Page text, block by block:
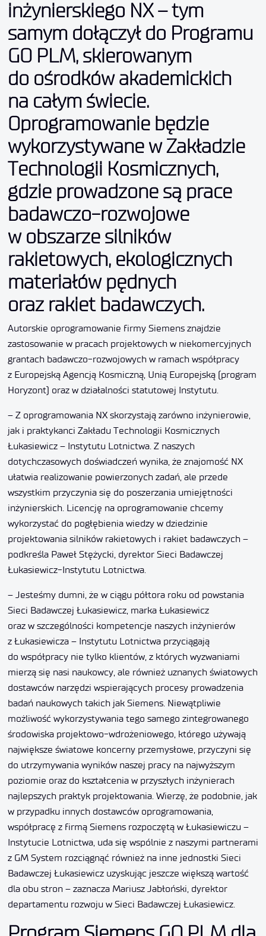
inżynierskiego NX – tym
samym dołączyłdo Programu
GO PLM, skierowanym
do ośrodków akademickich
na całym świecie.
Oprogramowanie będzie
wykorzystywane w Zakładzie
Technologii Kosmicznych,
gdzie prowadzone są prace
badawczo-rozwojowe
w obszarze silników
rakietowych, ekologicznych
materiałów pędnych
oraz rakiet badawczych.
Autorskie oprogramowanie firmy Siemens znajdzie
zastosowanie w pracach projektowych w niekomercyjnych
grantach badawczo-rozwojowych w ramach współpracy
z Europejską Agencją Kosmiczną, Unią Europejską (program
Horyzont) oraz w działalności statutowej Instytutu.
– Z oprogramowania NX skorzystają zarówno inżynierowie,
jak i praktykanci Zakładu Technologii Kosmicznych
Łukasiewicz – Instytutu Lotnictwa. Z naszych
dotychczasowych doświadczeń wynika, że znajomość NX
ułatwia realizowanie powierzonych zadań, ale przede
wszystkim przyczynia się do poszerzania umiejętności
inżynierskich. Licencję na oprogramowanie chcemy
wykorzystać do pogłębienia wiedzy w dziedzinie
projektowania silników rakietowych i rakiet badawczych –
podkreśla Paweł Stężycki, dyrektor Sieci Badawczej
Łukasiewicz-Instytutu Lotnictwa.
– Jesteśmy dumni, że w ciągu półtora roku od powstania
Sieci Badawczej Łukasiewicz, marka Łukasiewicz
oraz w szczególności kompetencje naszych inżynierów
z Łukasiewicza – Instytutu Lotnictwa przyciągają
do współpracy nie tylko klientów, z których wyzwaniami
mierzą się nasi naukowcy, ale również uznanych światowych
dostawców narzędzi wspierających procesy prowadzenia
badań naukowych takich jak Siemens. Niewątpliwie
możliwość wykorzystywania tego samego zintegrowanego
środowiska projektowo-wdrożeniowego, którego używają
największe światowe koncerny przemysłowe, przyczyni się
do utrzymywania wyników naszej pracy na najwyższym
poziomie oraz do kształcenia w przyszłych inżynierach
najlepszych praktyk projektowania. Wierzę, że podobnie, jak
w przypadku innych dostawców oprogramowania,
współpracę z firmą Siemens rozpoczętą w Łukasiewiczu –
Instytucie Lotnictwa, uda się wspólnie z naszymi partnerami
z GM System rozciągnąć również na inne jednostki Sieci
Badawczej Łukasiewicz uzyskując jeszcze większą wartość
dla obu stron – zaznacza Mariusz Jabłoński, dyrektor
departamentu rozwoju w Sieci Badawczej Łukasiewicz.